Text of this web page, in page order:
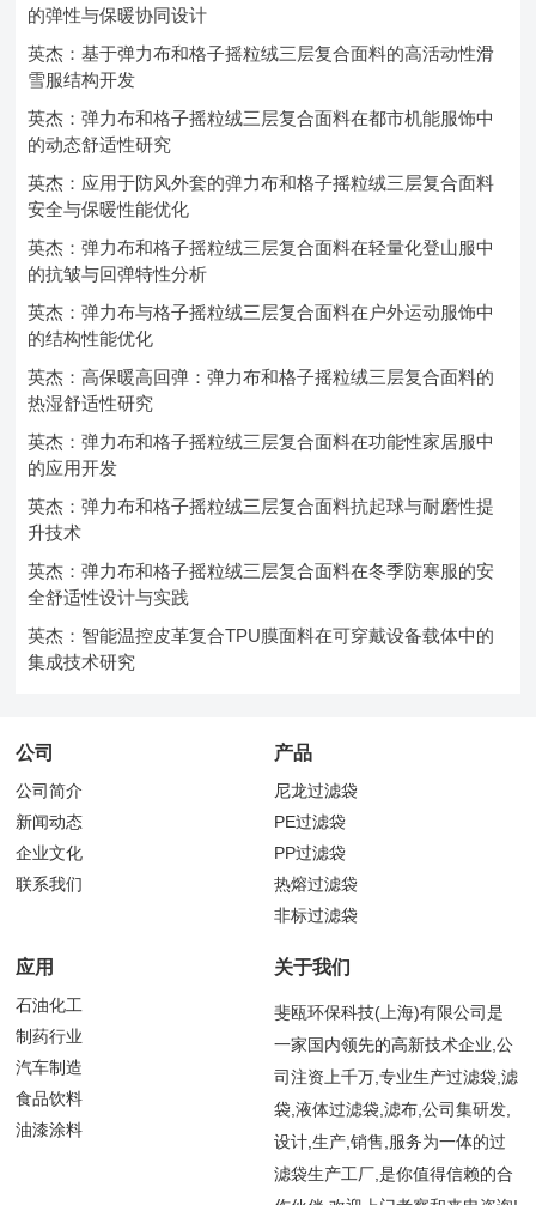
的弹性与保暖协同设计
英杰：基于弹力布和格子摇粒绒三层复合面料的高活动性滑
雪服结构开发
英杰：弹力布和格子摇粒绒三层复合面料在都市机能服饰中
的动态舒适性研究
英杰：应用于防风外套的弹力布和格子摇粒绒三层复合面料
安全与保暖性能优化
英杰：弹力布和格子摇粒绒三层复合面料在轻量化登山服中
的抗皱与回弹特性分析
英杰：弹力布与格子摇粒绒三层复合面料在户外运动服饰中
的结构性能优化
英杰：高保暖高回弹：弹力布和格子摇粒绒三层复合面料的
热湿舒适性研究
英杰：弹力布和格子摇粒绒三层复合面料在功能性家居服中
的应用开发
英杰：弹力布和格子摇粒绒三层复合面料抗起球与耐磨性提
升技术
英杰：弹力布和格子摇粒绒三层复合面料在冬季防寒服的安
全舒适性设计与实践
英杰：智能温控皮革复合TPU膜面料在可穿戴设备载体中的
集成技术研究
公司
公司简介
新闻动态
企业文化
联系我们
产品
尼龙过滤袋
PE过滤袋
PP过滤袋
热熔过滤袋
非标过滤袋
应用
石油化工
制药行业
汽车制造
食品饮料
油漆涂料
关于我们
斐瓯环保科技(上海)有限公司是
一家国内领先的高新技术企业,公
司注资上千万,专业生产过滤袋,滤
袋,液体过滤袋,滤布,公司集研发,
设计,生产,销售,服务为一体的过
滤袋生产工厂,是你值得信赖的合